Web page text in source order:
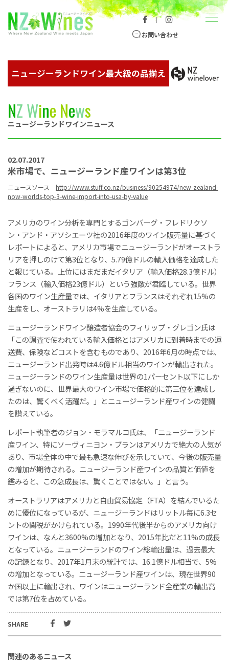
ニュージーランドワイン総合サイト
｜
お問い合わせ
メニュー
NZWine News
ニュージーランドワインニュース
02.07.2017
米市場で、ニュージーランド産ワインは第3位
ニュースソース http://www.stuff.co.nz/business/90254974/new-zealand-
now-worlds-top-3-wine-import-into-usa-by-value
アメリカのワイン分析を専門とするゴンバーグ・フレドリクソ
ン・アンド・アソシエーツ社の2016年度のワイン販売量に基づく
レポートによると、アメリカ市場でニュージーランドがオーストラ
リアを押しのけて第3位となり、5.79億ドルの輸入価格を達成した
と報じている。上位にはまだまだイタリア（輸入価格28.3億ドル）
フランス（輸入価格23億ドル）という強敵が君臨している。世界
各国のワイン生産量では、イタリアとフランスはそれぞれ15%の
生産をし、オーストラリは4%を生産している。
ニュージーランドワイン醸造者協会のフィリップ・グレゴン氏は
「この調査で使われている輸入価格とはアメリカに到着時までの運
送費、保険などコストを含むものであり、2016年6月の時点では、
ニュージーランド出発時は4.6億ドル相当のワインが輸出された。
ニュージーランドのワイン生産量は世界の1パーセント以下にしか
過ぎないのに、世界最大のワイン市場で価格的に第三位を達成し
たのは、驚くべく活躍だ。」とニュージーランド産ワインの健闘
を讃えている。
レポート執筆者のジョン・モラマルコ氏は、「ニュージーランド
産ワイン、特にソーヴィニヨン・ブランはアメリカで絶大の人気が
あり、市場全体の中で最も急速な伸びを示していて、今後の販売量
の増加が期待される。ニュージーランド産ワインの品質と価値を
鑑みると、この急成長は、驚くことではない。」と言う。
オーストラリアはアメリカと自由貿易協定（FTA）を結んでいるた
めに優位になっているが、ニュージーランドはリットル毎に6.3セ
ントの関税がかけられている。1990年代後半からのアメリカ向け
ワインは、なんと3600%の増加となり、2015年比だと11%の成長
となっている。ニュージーランドのワイン総輸出量は、過去最大
の記録となり、2017年1月末の統計では、16.1億ドル相当で、5%
の増加となっている。ニュージーランド産ワインは、現在世界90
か国以上に輸出され、ワインはニュージーランド全産業の輸出高
では第7位を占めている。
SHARE
関連のあるニュース